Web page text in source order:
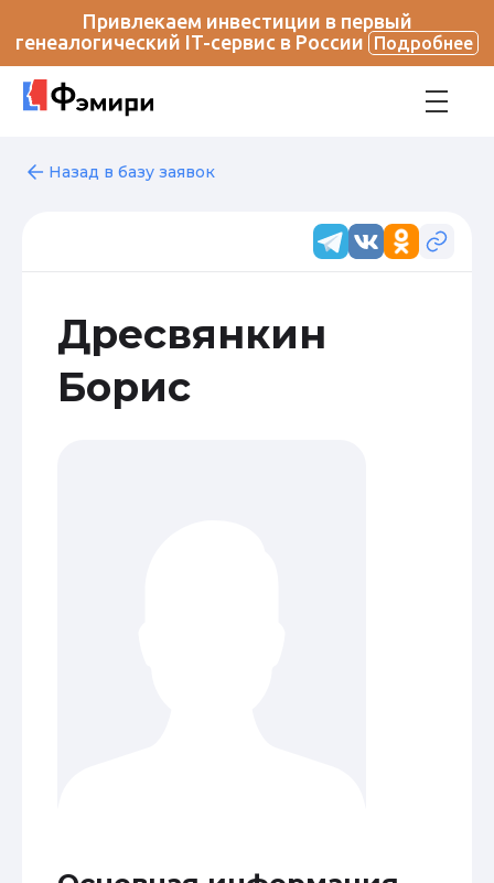
Привлекаем инвестиции в первый
генеалогический IT-сервис в России
Подробнее
Назад в базу заявок
Дресвянкин
Борис